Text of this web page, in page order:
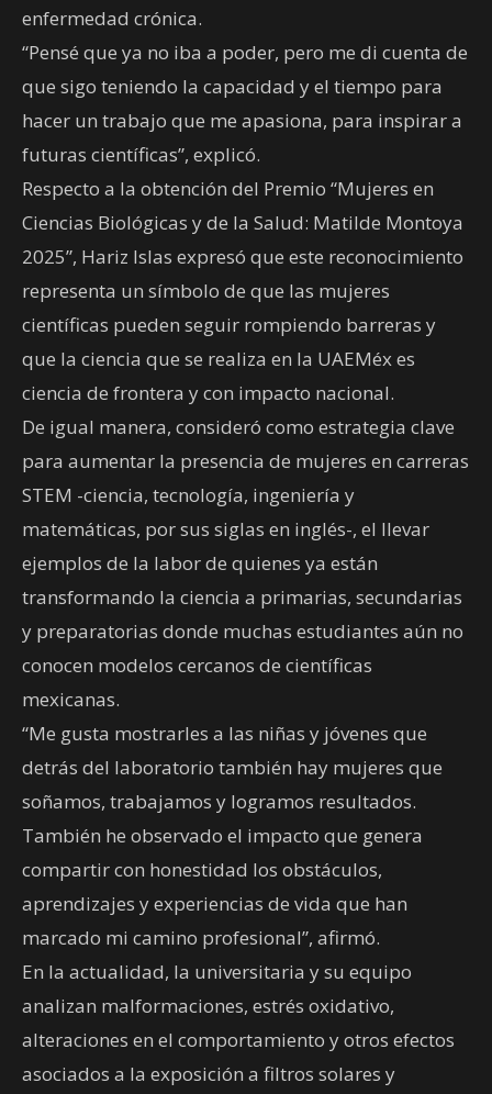
enfermedad crónica.
“Pensé que ya no iba a poder, pero me di cuenta de
que sigo teniendo la capacidad y el tiempo para
hacer un trabajo que me apasiona, para inspirar a
futuras científicas”, explicó.
Respecto a la obtención del Premio “Mujeres en
Ciencias Biológicas y de la Salud: Matilde Montoya
2025”, Hariz Islas expresó que este reconocimiento
representa un símbolo de que las mujeres
científicas pueden seguir rompiendo barreras y
que la ciencia que se realiza en la UAEMéx es
ciencia de frontera y con impacto nacional.
De igual manera, consideró como estrategia clave
para aumentar la presencia de mujeres en carreras
STEM -ciencia, tecnología, ingeniería y
matemáticas, por sus siglas en inglés-, el llevar
ejemplos de la labor de quienes ya están
transformando la ciencia a primarias, secundarias
y preparatorias donde muchas estudiantes aún no
conocen modelos cercanos de científicas
mexicanas.
“Me gusta mostrarles a las niñas y jóvenes que
detrás del laboratorio también hay mujeres que
soñamos, trabajamos y logramos resultados.
También he observado el impacto que genera
compartir con honestidad los obstáculos,
aprendizajes y experiencias de vida que han
marcado mi camino profesional”, afirmó.
En la actualidad, la universitaria y su equipo
analizan malformaciones, estrés oxidativo,
alteraciones en el comportamiento y otros efectos
asociados a la exposición a filtros solares y